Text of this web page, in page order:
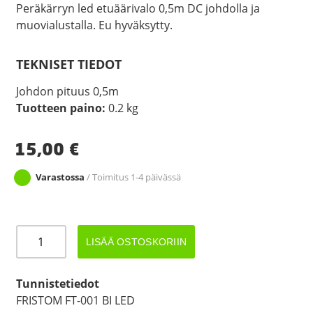
Peräkärryn led etuäärivalo 0,5m DC johdolla ja
muovialustalla. Eu hyväksytty.
TEKNISET TIEDOT
Johdon pituus 0,5m
Tuotteen paino: 0.2 kg
15,00 €
Varastossa / Toimitus 1-4 päivässä
ETUVALO
DC-
JOHTO
LISÄÄ OSTOSKORIIN
Tunnistetiedot
FRISTOM FT-001 BI LED